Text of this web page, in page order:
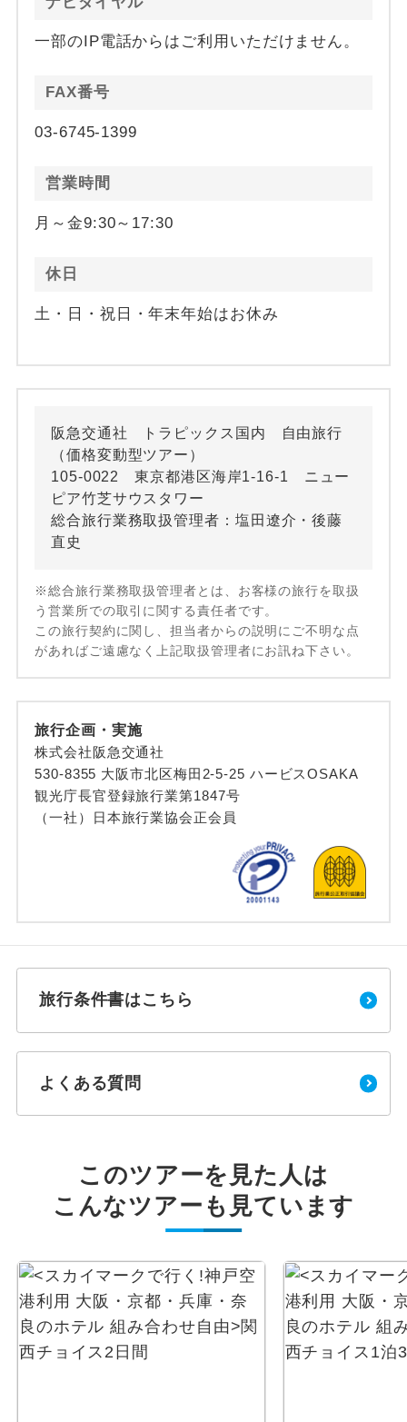
一部のIP電話からはご利用いただけません。
FAX番号
03-6745-1399
営業時間
月～金9:30～17:30
休日
土・日・祝日・年末年始はお休み
阪急交通社 トラピックス国内 自由旅行
（価格変動型ツアー）
105-0022 東京都港区海岸1-16-1 ニュー
ピア竹芝サウスタワー
総合旅行業務取扱管理者：塩田遼介・後藤
直史
※総合旅行業務取扱管理者とは、お客様の旅行を取扱
う営業所での取引に関する責任者です。
この旅行契約に関し、担当者からの説明にご不明な点
があればご遠慮なく上記取扱管理者にお訊ね下さい。
旅行企画・実施
株式会社阪急交通社
530-8355 大阪市北区梅田2-5-25 ハービスOSAKA
観光庁長官登録旅行業第1847号
（一社）日本旅行業協会正会員
旅行条件書はこちら
よくある質問
このツアーを見た人は
こんなツアーも見ています